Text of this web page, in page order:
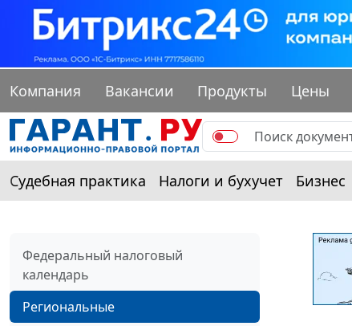
Компания Вакансии Продукты Цены
Судебная практика Налоги и бухучет Бизнес
Федеральный налоговый
календарь
Региональные